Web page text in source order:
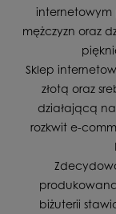
internetowym
mężczyzn oraz
Sklep
złotą oraz
działającą
rozkwit e-
biżuterii